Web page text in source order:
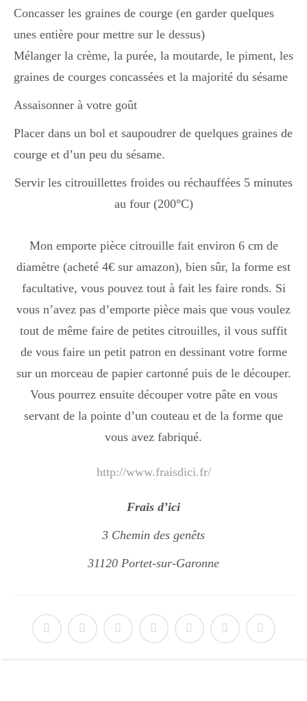
Concasser les graines de courge (en garder quelques
unes entière pour mettre sur le dessus)
Mélanger la crème, la purée, la moutarde, le piment, les
graines de courges concassées et la majorité du sésame
Assaisonner à votre goût
Placer dans un bol et saupoudrer de quelques graines de
courge et d’un peu du sésame.
Servir les citrouillettes froides ou réchauffées 5 minutes
au four (200°C)
Mon emporte pièce citrouille fait environ 6 cm de
diamètre (acheté 4€ sur amazon), bien sûr, la forme est
facultative, vous pouvez tout à fait les faire ronds. Si
vous n’avez pas d’emporte pièce mais que vous voulez
tout de même faire de petites citrouilles, il vous suffit
de vous faire un petit patron en dessinant votre forme
sur un morceau de papier cartonné puis de le découper.
Vous pourrez ensuite découper votre pâte en vous
servant de la pointe d’un couteau et de la forme que
vous avez fabriqué.
http://www.fraisdici.fr/
Frais d’ici
3 Chemin des genêts
31120 Portet-sur-Garonne